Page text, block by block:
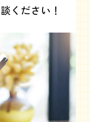
ください！